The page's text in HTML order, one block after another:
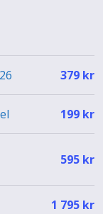
379 kr
199 kr
595 kr
1 795 kr